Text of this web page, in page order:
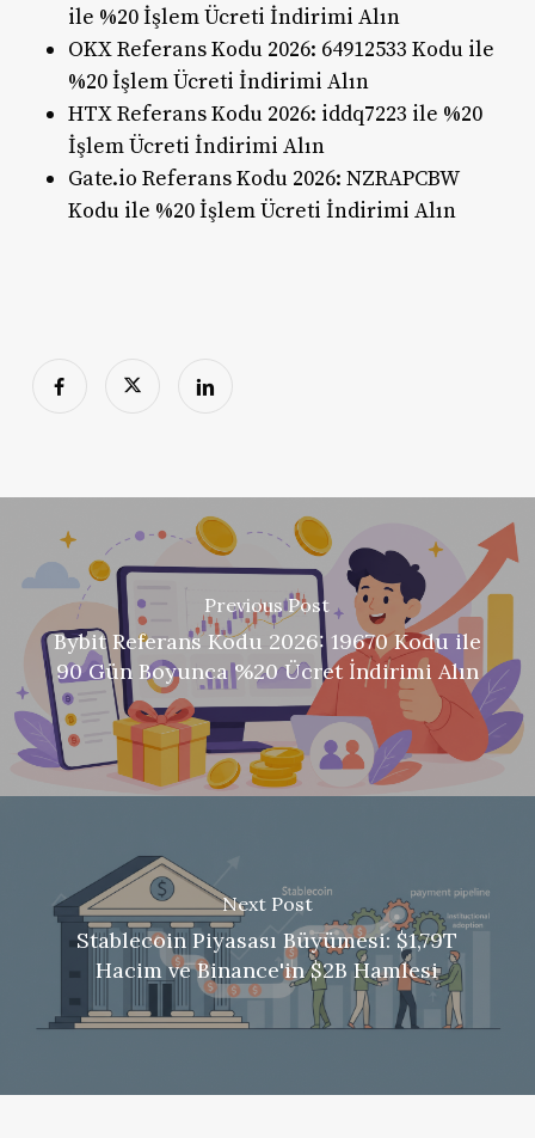
ile %20 İşlem Ücreti İndirimi Alın
OKX Referans Kodu 2026: 64912533 Kodu ile
%20 İşlem Ücreti İndirimi Alın
HTX Referans Kodu 2026: iddq7223 ile %20
İşlem Ücreti İndirimi Alın
Gate.io Referans Kodu 2026: NZRAPCBW
Kodu ile %20 İşlem Ücreti İndirimi Alın
Previous Post
Bybit Referans Kodu 2026: 19670 Kodu ile
90 Gün Boyunca %20 Ücret İndirimi Alın
Next Post
Stablecoin Piyasası Büyümesi: $1,79T
Hacim ve Binance'in $2B Hamlesi